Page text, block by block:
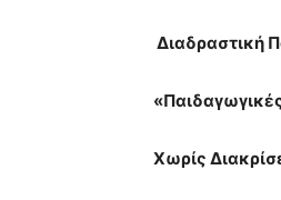
Διαδραστική
Χωρίς